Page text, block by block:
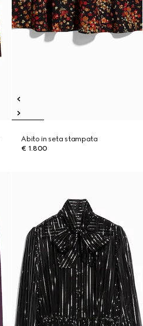
Abito in seta stampata
€ 1.800